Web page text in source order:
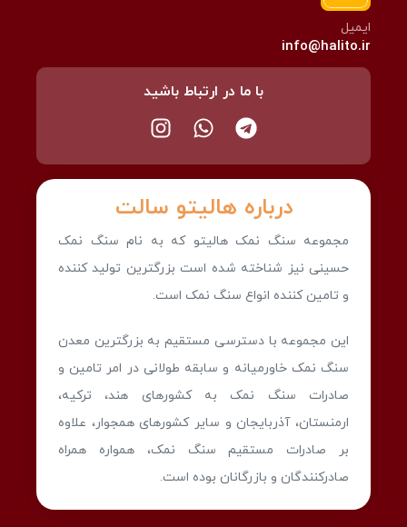
درباره هالیتو سالت
مجموعه سنگ نمک هالیتو که به نام سنگ نمک
حسینی نیز شناخته شده است بزرگترین تولید کننده
و تامین کننده انواع سنگ نمک است.
این مجموعه با دسترسی مستقیم به بزرگترین معدن
سنگ نمک خاورمیانه و سابقه طولانی در امر تامین و
صادرات سنگ نمک به کشورهای هند، ترکیه،
ارمنستان، آذربایجان و سایر کشورهای همجوار، علاوه
بر صادرات مستقیم سنگ نمک، همواره همراه
صادرکنندگان و بازرگانان بوده است.
ایمیل
info@halito.ir
با ما در ارتباط باشید